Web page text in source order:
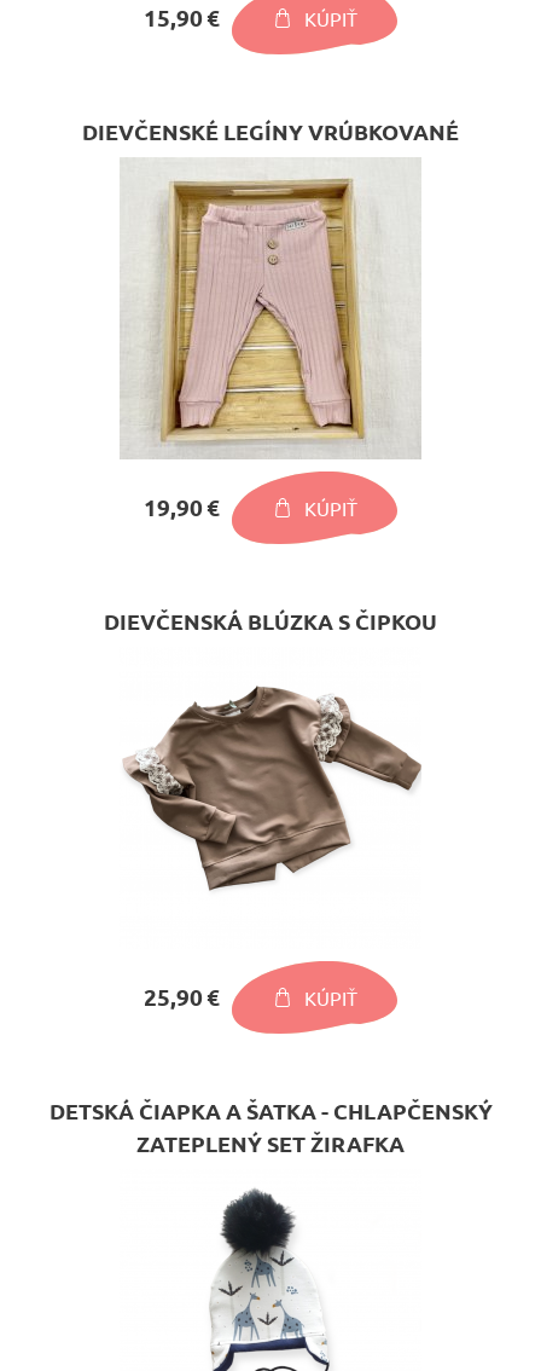
15,90 € KÚPIŤ
DIEVČENSKÉ LEGÍNY VRÚBKOVANÉ
19,90 € KÚPIŤ
DIEVČENSKÁ BLÚZKA S ČIPKOU
25,90 € KÚPIŤ
DETSKÁ ČIAPKA A ŠATKA - CHLAPČENSKÝ
ZATEPLENÝ SET ŽIRAFKA